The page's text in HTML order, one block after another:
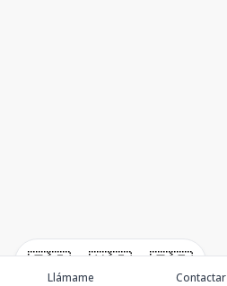
🇪🇸 🇺🇸 🇫🇷
Llámame Contactar